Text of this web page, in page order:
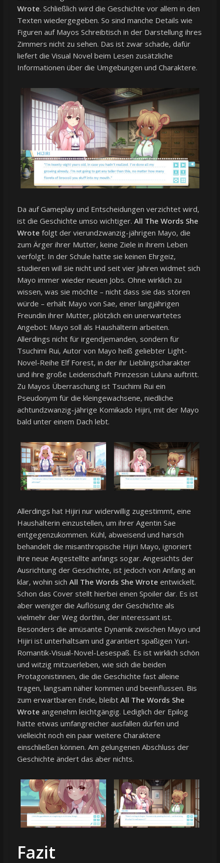
Wrote. Schließlich wird die Geschichte vor allem in den
Texten wiedergegeben. So sind manche Details wie
Figuren auf Mayos Schreibtisch in der Darstellung ihres
Zimmers nicht zu sehen. Das ist zwar schade, dafür
liefert die Visual Novel beim Lesen zusätzliche
Informationen über die Umgebungen und Charaktere.
Da auf Gameplay und Entscheidungen verzichtet wird,
ist die Geschichte umso wichtiger. All The Words She
Wrote folgt der vierundzwanzig-jährigen Mayo, die
zum Ärger ihrer Mutter, keine Ziele in ihrem Leben
verfolgt. In der Schule hatte sie keinen Ehrgeiz,
studieren will sie nicht und seit vier Jahren widmet sich
Mayo immer wieder neuen Jobs. Ohne wirklich zu
wissen, was sie möchte – nicht dass sie das stören
würde – erhält Mayo von Sae, einer langjährigen
Freundin ihrer Mutter, plötzlich ein unerwartetes
Angebot: Mayo soll als Haushälterin arbeiten.
Allerdings nicht für irgendjemanden, sondern für
Tsuchimi Rui, Autor von Mayo heiß geliebter Light-
Novel-Reihe Elf Forest, in der ihr Lieblingscharakter
und ihre große Leidenschaft Prinzessin Luluna auftritt.
Zu Mayos Überraschung ist Tsuchimi Rui ein
Pseudonym für die kleingewachsene, niedliche
achtundzwanzig-jährige Komikado Hijiri, mit der Mayo
bald unter einem Dach lebt.
Allerdings hat Hijiri nur widerwillig zugestimmt, eine
Haushälterin einzustellen, um ihrer Agentin Sae
entgegenzukommen. Kühl, abweisend und harsch
behandelt die misanthropische Hijiri Mayo, ignoriert
ihre neue Angestellte anfangs sogar. Angesichts der
Ausrichtung der Geschichte, ist jedoch von Anfang an
klar, wohin sich All The Words She Wrote entwickelt.
Schon das Cover stellt hierbei einen Spoiler dar. Es ist
aber weniger die Auflösung der Geschichte als
vielmehr der Weg dorthin, der interessant ist.
Besonders die amüsante Dynamik zwischen Mayo und
Hijiri ist unterhaltsam und garantiert spaßigen Yuri-
Romantik-Visual-Novel-Lesespaß. Es ist wirklich schön
und witzig mitzuerleben, wie sich die beiden
Protagonistinnen, die die Geschichte fast alleine
tragen, langsam näher kommen und beeinflussen. Bis
zum erwartbaren Ende, bleibt All The Words She
Wrote angenehm leichtgängig. Lediglich der Epilog
hätte etwas umfangreicher ausfallen dürfen und
vielleicht noch ein paar weitere Charaktere
einschließen können. Am gelungenen Abschluss der
Geschichte ändert das aber nichts.
Fazit